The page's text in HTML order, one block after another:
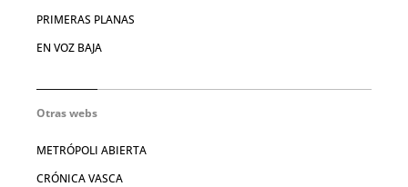
PRIMERAS PLANAS
EN VOZ BAJA
Otras webs
METRÓPOLI ABIERTA
CRÓNICA VASCA